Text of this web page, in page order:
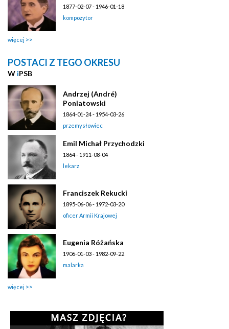
1877-02-07 - 1946-01-18
kompozytor
więcej
POSTACI Z TEGO OKRESU
W iPSB
Andrzej (André)
Poniatowski
1864-01-24 - 1954-03-26
przemysłowiec
Emil Michał Przychodzki
1864 - 1911-08-04
lekarz
Franciszek Rekucki
1895-06-06 - 1972-03-20
oficer Armii Krajowej
Eugenia Różańska
1906-01-03 - 1982-09-22
malarka
więcej